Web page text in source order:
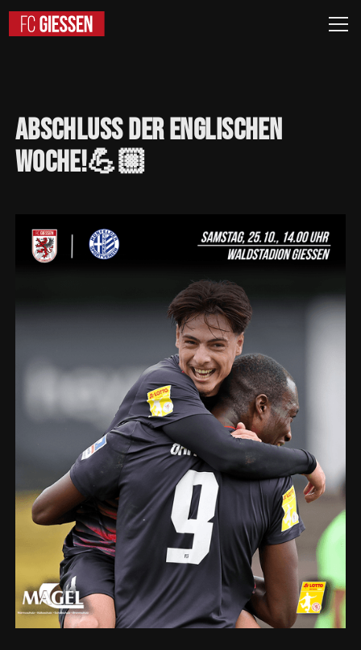
Abschlussderenglischen
Woche!💪🏼